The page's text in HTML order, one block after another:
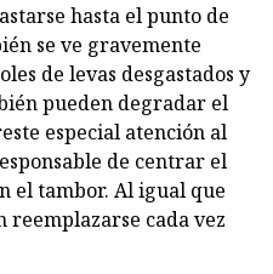
hasta el punto de
se ve gravemente
de levas desgastados y
pueden degradar el
especial atención al
de centrar el
el tambor. Al igual que
reemplazarse cada vez